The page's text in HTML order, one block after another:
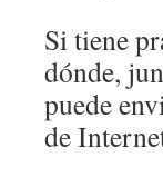
Si tiene
dónde,
puede
de